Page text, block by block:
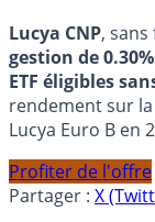
Lucya CNP, sans
gestion de
ETF éligibles
rendement sur
Lucya Euro B en
Profiter de l'offre
Partager : X